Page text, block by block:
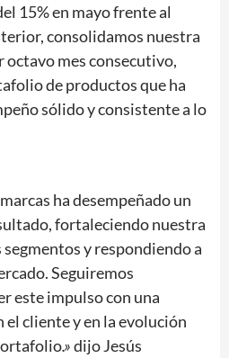
15% en mayo frente al
consolidamos nuestra
mes consecutivo,
de productos que ha
sólido y consistente a lo
ha desempeñado un
fortaleciendo nuestra
y respondiendo a
Seguiremos
este impulso con una
cliente y en la evolución
.»dijo Jesús